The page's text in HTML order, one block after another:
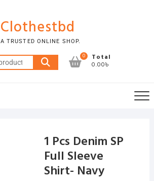
Clothestbd
A TRUSTED ONLINE SHOP.
Search
for:
0 Total
0.00৳
1 Pcs Denim SP
Full Sleeve
Shirt- Navy